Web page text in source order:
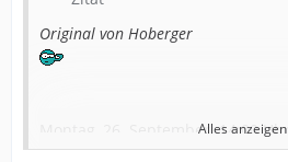
Original von Hoberger
Montag, 26. September: 14:00 Uhr
Alles anzeigen